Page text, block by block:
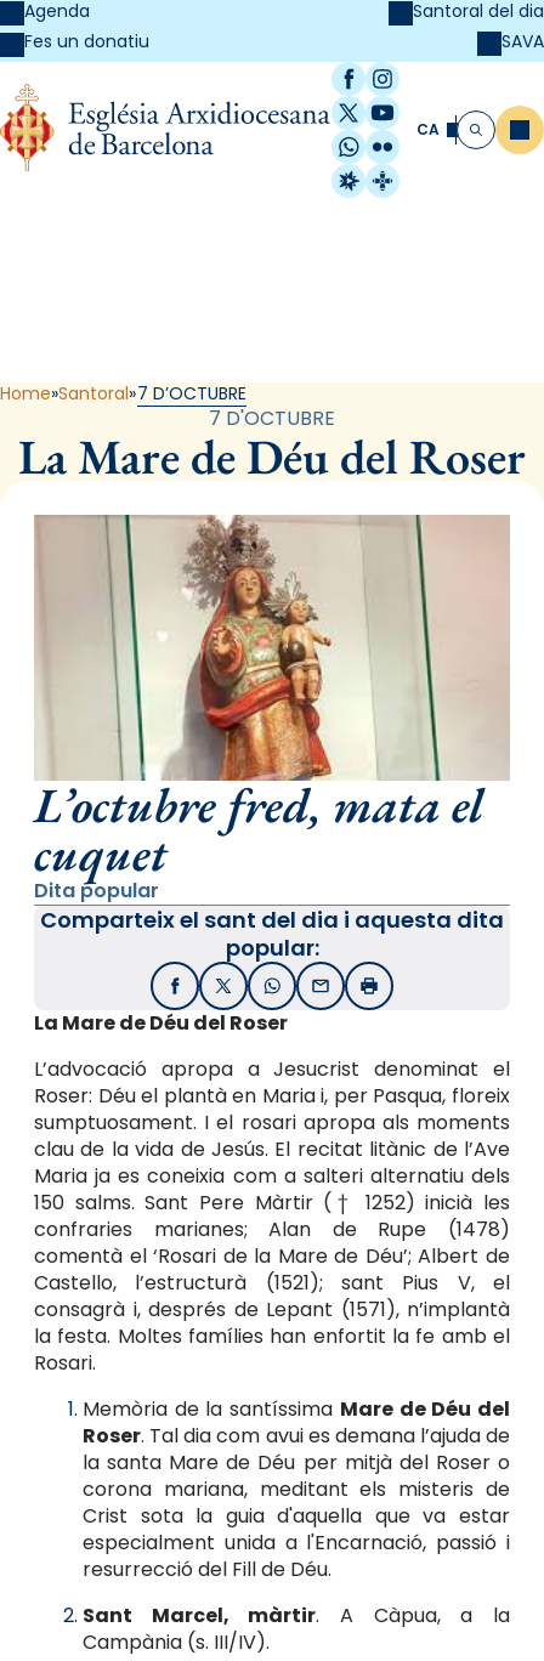
Agenda
Fes un donatiu
Santoral del dia
SAVA
Facebook
Instagram
X / Twitter
YouTube
WhatsApp
Flickr
Radio Estel
Catalunya
CA Cerca
Home Santoral 7 D’OCTUBRE
7 D'OCTUBRE
La Mare de Déu del Roser
L’octubre fred, mata el
cuquet
Dita popular
Comparteix el sant del dia i aquesta dita
popular:
FacebookX / TwitterWhatsApp
EmailImprimir
La Mare de Déu del Roser
L’advocació apropa a Jesucrist denominat el
Roser: Déu el plantà en Maria i, per Pasqua, floreix
sumptuosament. I el rosari apropa als moments
clau de la vida de Jesús. El recitat litànic de l’Ave
Maria ja es coneixia com a salteri alternatiu dels
150 salms. Sant Pere Màrtir († 1252) inicià les
confraries marianes; Alan de Rupe (1478)
comentà el ‘Rosari de la Mare de Déu’; Albert de
Castello, l’estructurà (1521); sant Pius V, el
consagrà i, després de Lepant (1571), n’implantà
la festa. Moltes famílies han enfortit la fe amb el
Rosari.
Memòria de la santíssima Mare de Déu del
Roser. Tal dia com avui es demana l’ajuda de
la santa Mare de Déu per mitjà del Roser o
corona mariana, meditant els misteris de
Crist sota la guia d'aquella que va estar
especialment unida a l'Encarnació, passió i
resurrecció del Fill de Déu.
Sant Marcel, màrtir. A Càpua, a la
Campània (s. III/IV).